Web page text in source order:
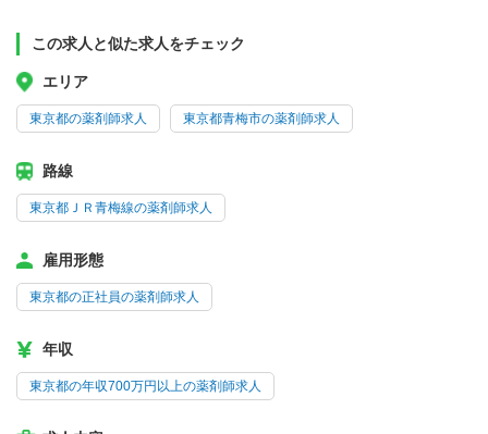
この求人と似た求人をチェック
エリア
東京都の薬剤師求人 東京都青梅市の薬剤師求人
路線
東京都ＪＲ青梅線の薬剤師求人
雇用形態
東京都の正社員の薬剤師求人
年収
東京都の年収700万円以上の薬剤師求人